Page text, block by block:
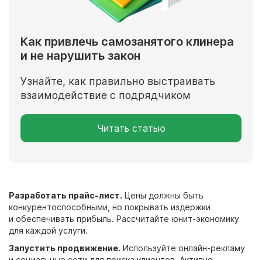
Как привлечь самозанятого клинера
и не нарушить закон
Узнайте, как правильно выстраивать
взаимодействие с подрядчиком
Читать статью
Разработать прайс-лист. Цены должны быть
конкурентоспособными, но покрывать издержки
и обеспечивать прибыль. Рассчитайте юнит-экономику
для каждой услуги.
Запустить продвижение. Используйте онлайн-рекламу